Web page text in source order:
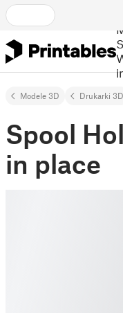
Modele 3D Drukarki 3D
Spool
in place